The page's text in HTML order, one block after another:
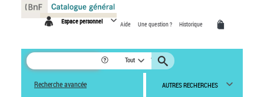
Espace personnel Aide Une question ? Historique
Tout
Recherche avancée AUTRES RECHERCHES
Panneau de gestion des cookies